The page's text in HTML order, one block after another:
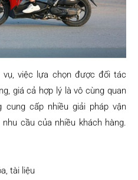
việc lựa chọn được đối tác
giá cả hợp lý là vô cùng quan
cung cấp nhiều giải pháp vận
cầu của nhiều khách hàng.
tài liệu